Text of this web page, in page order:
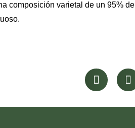
composición varietal de un 95%